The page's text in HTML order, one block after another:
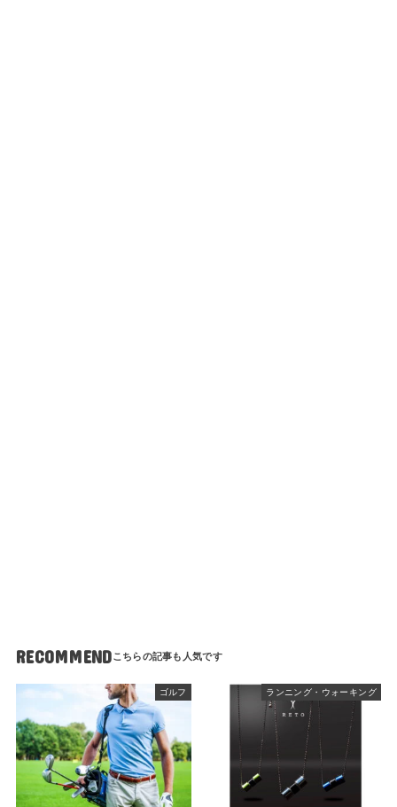
RECOMMEND
ゴルフ ランニング・ウォーキング